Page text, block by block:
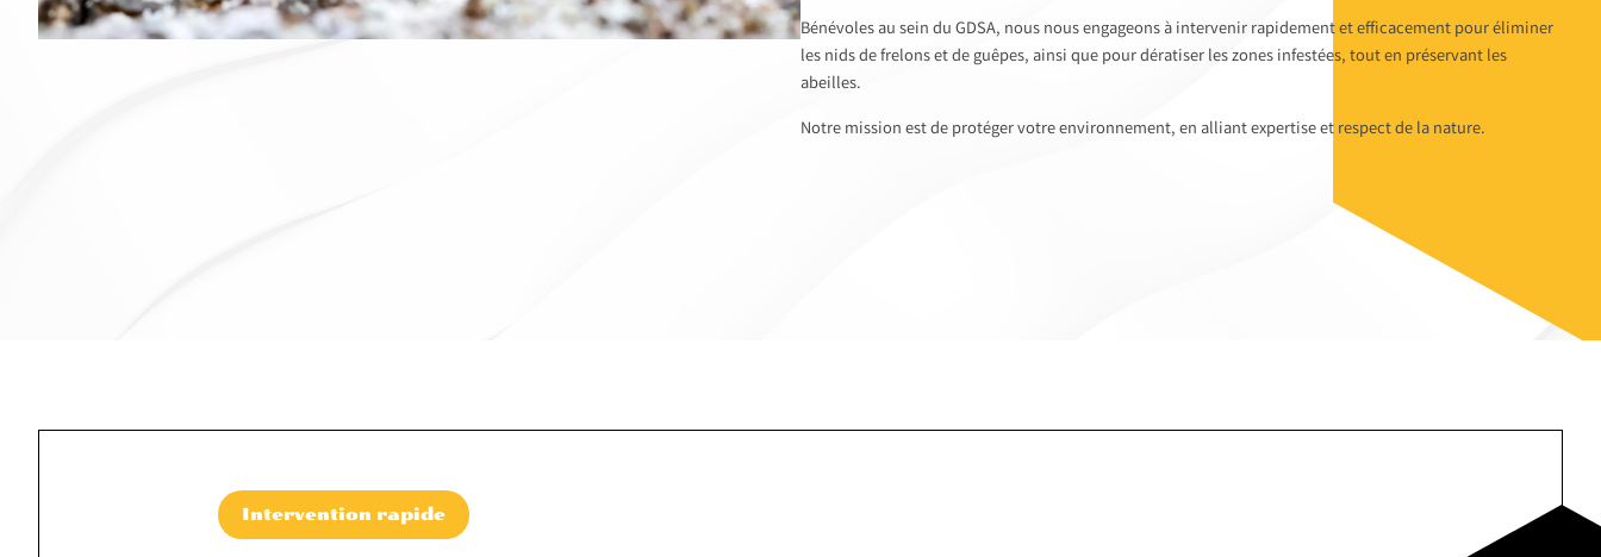
Bénévoles au sein du GDSA, nous nous engageons à intervenir rapidement et efficacement pour éliminer
les nids de frelons et de guêpes, ainsi que pour dératiser les zones infestées, tout en préservant les
abeilles.
Notre mission est de protéger votre environnement, en alliant expertise et respect de la nature.
Intervention rapide